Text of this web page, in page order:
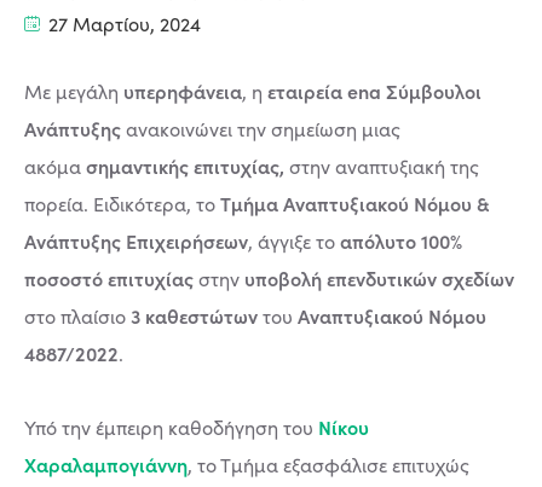
27 Μαρτίου, 2024
Με μεγάλη υπερηφάνεια, η εταιρεία ena Σύμβουλοι
Ανάπτυξηςανακοινώνει την σημείωση μιας
ακόμασημαντικής επιτυχίας, στην αναπτυξιακή της
πορεία. Ειδικότερα, τοΤμήμα Αναπτυξιακού Νόμου &
Ανάπτυξης Επιχειρήσεων, άγγιξε τοαπόλυτο 100%
ποσοστό επιτυχίαςστην υποβολή επενδυτικών σχεδίων
στο πλαίσιο3 καθεστώτωντου Αναπτυξιακού Νόμου
4887/2022.
Υπό την έμπειρη καθοδήγηση του Νίκου
Χαραλαμπογιάννη, το Τμήμα εξασφάλισε επιτυχώς